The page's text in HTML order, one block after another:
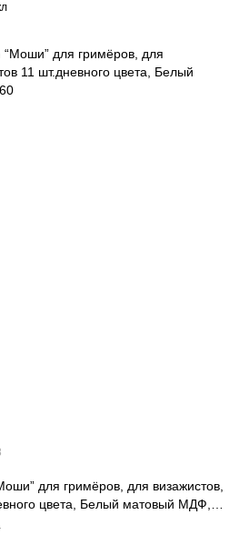
для гримёров, для визажистов,
цвета, Белый матовый МДФ,